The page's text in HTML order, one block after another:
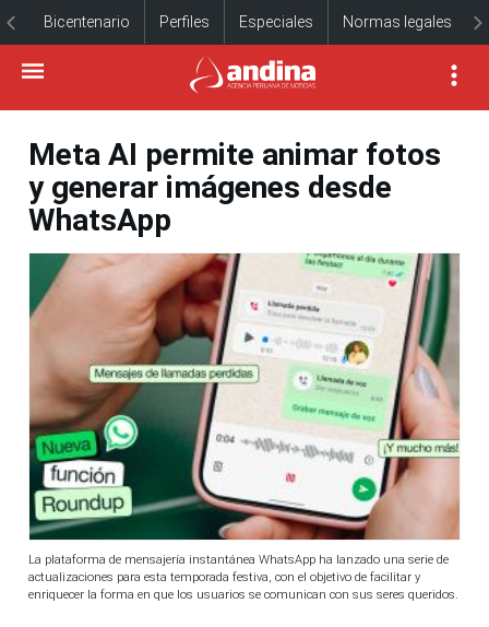
Bicentenario Perfiles Especiales Normas legales
Meta AI permite animar fotos
y generar imágenes desde
WhatsApp
La plataforma de mensajería instantánea WhatsApp ha lanzado una serie de
actualizaciones para esta temporada festiva, con el objetivo de facilitar y
enriquecer la forma en que los usuarios se comunican con sus seres queridos.